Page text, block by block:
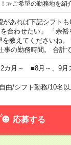
≫ご希望の勤務地を紹
あれば下記シフト
合わせたい」 「余
教えてくださいね
の勤務時間。 合計
2カ月～ ■8月～、9月
由/シフト勤務/10名
応募する